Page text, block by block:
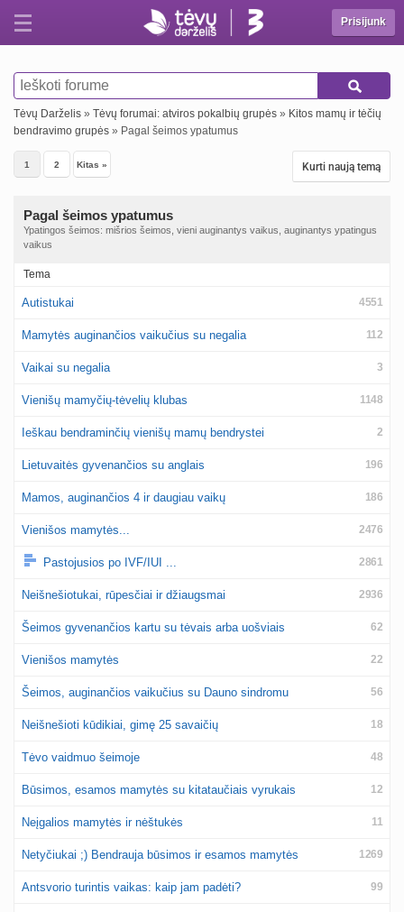
Prisijunk
Tėvų Darželis » Tėvų forumai: atviros pokalbių grupės » Kitos mamų ir tėčių
bendravimo grupės » Pagal šeimos ypatumus
1 2 Kitas » Kurti naują temą
Pagal šeimos ypatumus
Ypatingos šeimos: mišrios šeimos, vieni auginantys vaikus, auginantys ypatingus
vaikus
Tema
4551
Autistukai
112
Mamytės auginančios vaikučius su negalia
3
Vaikai su negalia
1148
Vienišų mamyčių-tėvelių klubas
2
Ieškau bendraminčių vienišų mamų bendrystei
196
Lietuvaitės gyvenančios su anglais
186
Mamos, auginančios 4 ir daugiau vaikų
2476
Vienišos mamytės...
2861
Pastojusios po IVF/IUI ...
2936
Neišnešiotukai, rūpesčiai ir džiaugsmai
62
Šeimos gyvenančios kartu su tėvais arba uošviais
22
Vienišos mamytės
56
Šeimos, auginančios vaikučius su Dauno sindromu
18
Neišnešioti kūdikiai, gimę 25 savaičių
48
Tėvo vaidmuo šeimoje
12
Būsimos, esamos mamytės su kitataučiais vyrukais
11
Neįgalios mamytės ir nėštukės
1269
Netyčiukai ;) Bendrauja būsimos ir esamos mamytės
99
Antsvorio turintis vaikas: kaip jam padėti?